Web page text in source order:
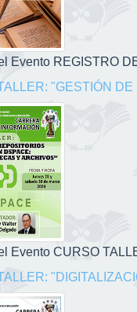
Evento REGISTRO
"GESTIÓN
Evento CURSO